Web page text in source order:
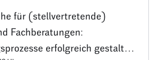
für (stellvertretende)
Fachberatungen:
erfolgreich gestalten